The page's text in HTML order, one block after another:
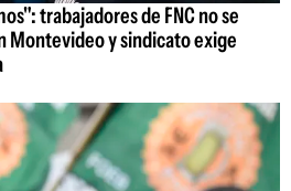
trabajadores de FNC no se
Montevideo y sindicato exige